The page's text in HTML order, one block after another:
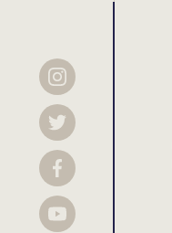
Instagram
Twitter
Facebook
YouTube